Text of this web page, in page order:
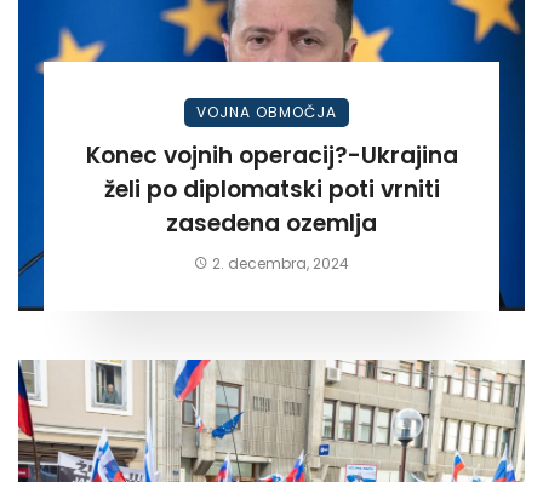
VOJNA OBMOČJA
Konec vojnih operacij?-Ukrajina
želi po diplomatski poti vrniti
zasedena ozemlja
2. decembra, 2024